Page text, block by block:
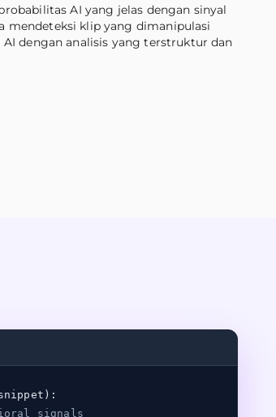
AI yang jelas dengan sinyal
klip yang dimanipulasi
dengan analisis yang terstruktur dan
signals